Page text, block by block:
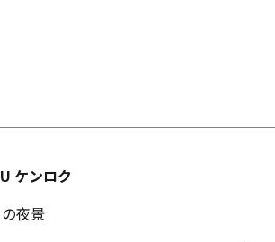
ケンロク
夜景